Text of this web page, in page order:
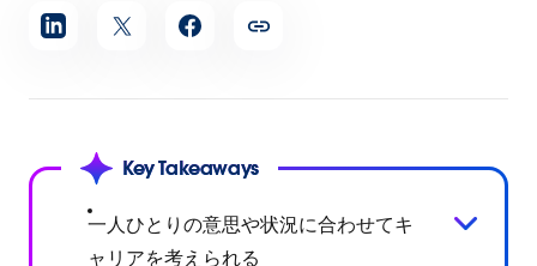
記
事
シ
す
Key Takeaways
一人ひとりの意思や状況に合わせてキ
ャリアを考えられる